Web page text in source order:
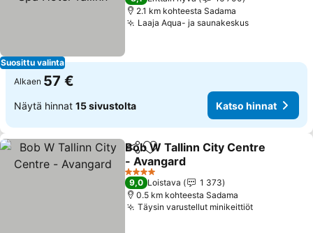
Suosittu valinta
2.1 km kohteesta Sadama
Laaja Aqua- ja saunakeskusKatso
Alkaen 57 €
Näytä hinnat 15 sivustolta Katso hinnat
Jaa Lisää suosikkeihin
Bob W Tallinn City Centre
- Avangard
Katso hinnat
4 Tähtiluokitus
9,0 Loistava
1 373
0.5 km kohteesta Sadama
Täysin varustellut minikeittiötKatso